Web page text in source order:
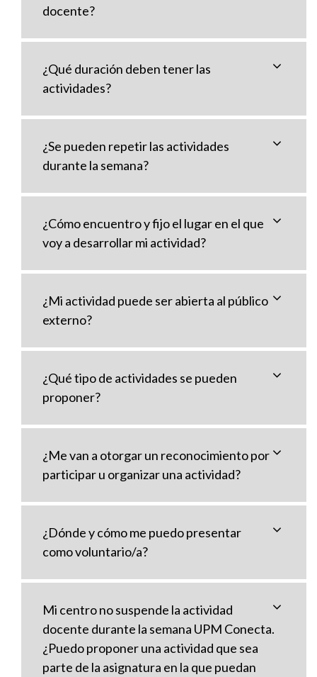
docente?
¿Qué duración deben tener las
actividades?
¿Se pueden repetir las actividades
durante la semana?
¿Cómo encuentro y fijo el lugar en el que
voy a desarrollar mi actividad?
¿Mi actividad puede ser abierta al público
externo?
¿Qué tipo de actividades se pueden
proponer?
¿Me van a otorgar un reconocimiento por
participar u organizar una actividad?
¿Dónde y cómo me puedo presentar
como voluntario/a?
Mi centro no suspende la actividad
docente durante la semana UPM Conecta.
¿Puedo proponer una actividad que sea
parte de la asignatura en la que puedan